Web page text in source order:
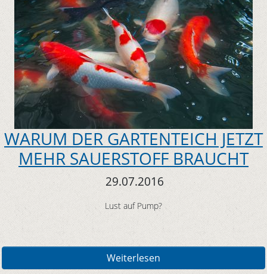
WARUM DER GARTENTEICH JETZT
MEHR SAUERSTOFF BRAUCHT
29.07.2016
Lust auf Pump?
Weiterlesen